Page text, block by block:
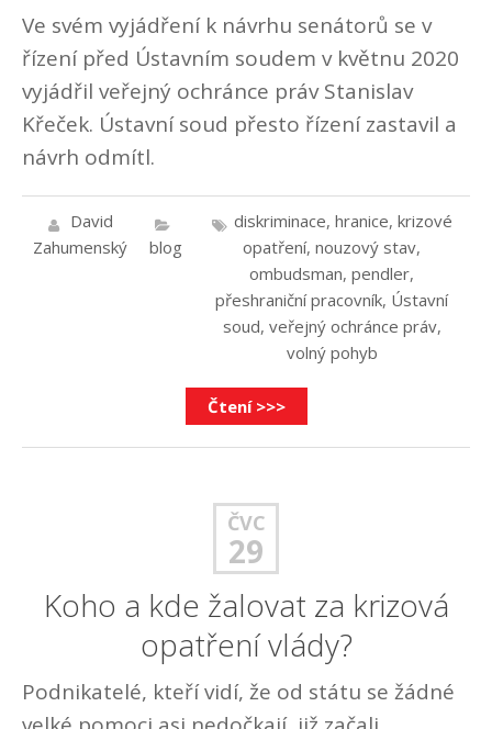
Ve svém vyjádření k návrhu senátorů se v
řízení před Ústavním soudem v květnu 2020
vyjádřil veřejný ochránce práv Stanislav
Křeček. Ústavní soud přesto řízení zastavil a
návrh odmítl.
David
Zahumenský
blog
diskriminace, hranice, krizové
opatření, nouzový stav,
ombudsman, pendler,
přeshraniční pracovník, Ústavní
soud, veřejný ochránce práv,
volný pohyb
Čtení >>>
ČVC
29
Koho a kde žalovat za krizová
opatření vlády?
Podnikatelé, kteří vidí, že od státu se žádné